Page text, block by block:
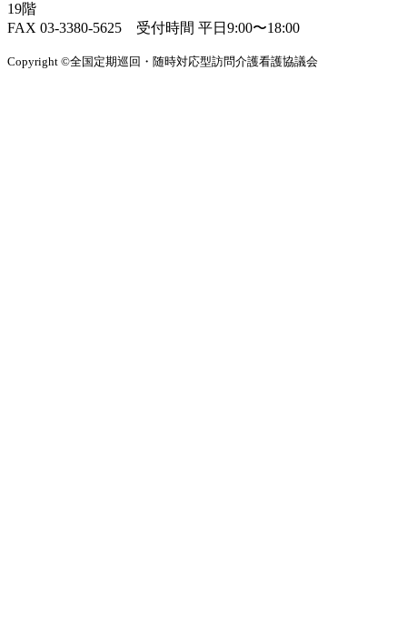
19階
FAX 03-3380-5625 受付時間 平日9:00〜18:00
Copyright ©全国定期巡回・随時対応型訪問介護看護協議会